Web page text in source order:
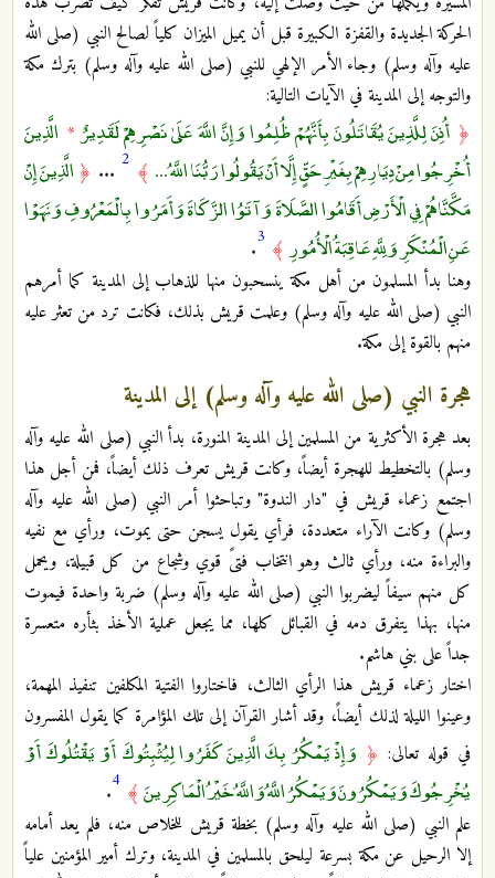
الحركة الجديدة والقفزة الكبيرة قبل أن يميل الميزان كلياً لصالح النبي (صلى الله
عليه وآله وسلم) وجاء الأمر الإلهي للنبي (صلى الله عليه وآله وسلم) بترك مكة
والتوجه إلى المدينة في الآيات التالية:
﴿ أُذِنَ لِلَّذِينَ يُقَاتَلُونَ بِأَنَّهُمْ ظُلِمُوا وَإِنَّ اللَّهَ عَلَىٰ نَصْرِهِمْ لَقَدِيرٌ * الَّذِينَ
أُخْرِجُوا مِنْ دِيَارِهِمْ بِغَيْرِ حَقٍّ إِلَّا أَنْ يَقُولُوا رَبُّنَا اللَّهُ ... ﴾ 2
... ﴿ الَّذِينَ إِنْ
مَكَّنَّاهُمْ فِي الْأَرْضِ أَقَامُوا الصَّلَاةَ وَآتَوُا الزَّكَاةَ وَأَمَرُوا بِالْمَعْرُوفِ وَنَهَوْا
عَنِ الْمُنْكَرِ وَلِلَّهِ عَاقِبَةُ الْأُمُورِ ﴾ 3
.
وهنا بدأ المسلمون من أهل مكة ينسحبون منها للذهاب إلى المدينة كما أمرهم
النبي (صلى الله عليه وآله وسلم) وعلمت قريش بذلك، فكانت ترد من تعثر عليه
منهم بالقوة إلى مكة.
هجرة النبي (صلى الله عليه وآله وسلم) إلى المدينة
بعد هجرة الأكثرية من المسلمين إلى المدينة المنورة، بدأ النبي (صلى الله عليه وآله
وسلم) بالتخطيط للهجرة أيضاً، وكانت قريش تعرف ذلك أيضاً، فمن أجل هذا
اجتمع زعماء قريش في "دار الندوة" وتباحثوا أمر النبي (صلى الله عليه وآله
وسلم) وكانت الآراء متعددة، فرأي يقول يسجن حتى يموت، ورأي مع نفيه
والبراءة منه، ورأي ثالث وهو انتخاب فتىً قوي وشجاع من كل قبيلة، ويحمل
كل منهم سيفاً ليضربوا النبي (صلى الله عليه وآله وسلم) ضربة واحدة فيموت
منها، بهذا يتفرق دمه في القبائل كلها، مما يجعل عملية الأخذ بثأره متعسرة
جداً على بني هاشم.
اختار زعماء قريش هذا الرأي الثالث، فاختاروا الفتية المكلفين تنفيذ المهمة،
وعينوا الليلة لذلك أيضاً، وقد أشار القرآن إلى تلك المؤامرة كما يقول المفسرون
في قوله تعالى: ﴿ وَإِذْ يَمْكُرُ بِكَ الَّذِينَ كَفَرُوا لِيُثْبِتُوكَ أَوْ يَقْتُلُوكَ أَوْ
يُخْرِجُوكَ وَيَمْكُرُونَ وَيَمْكُرُ اللَّهُ وَاللَّهُ خَيْرُ الْمَاكِرِينَ ﴾ 4
.
علم النبي (صلى الله عليه وآله وسلم) بخطة قريش للخلاص منه، فلم يعد أمامه
إلا الرحيل عن مكة بسرعة ليلحق بالمسلمين في المدينة، وترك أمير المؤمنين علياً